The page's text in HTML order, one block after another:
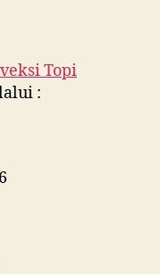
Topi
: